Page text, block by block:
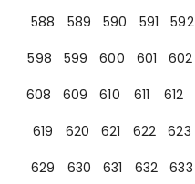
588
589 590 591 592
598
599 600 601 602
608
609 610 611 612
619
620 621 622 623
629
630 631 632 633